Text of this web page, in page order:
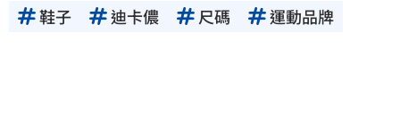
鞋子 迪卡儂 尺碼 運動品牌